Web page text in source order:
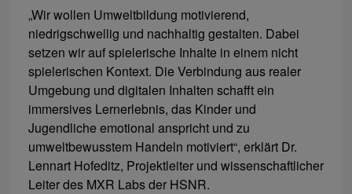
„Wir wollen Umweltbildung motivierend,
niedrigschwellig und nachhaltig gestalten. Dabei
setzen wir auf spielerische Inhalte in einem nicht
spielerischen Kontext. Die Verbindung aus realer
Umgebung und digitalen Inhalten schafft ein
immersives Lernerlebnis, das Kinder und
Jugendliche emotional anspricht und zu
umweltbewusstem Handeln motiviert“, erklärt Dr.
Lennart Hofeditz, Projektleiter und wissenschaftlicher
Leiter des MXR Labs der HSNR.